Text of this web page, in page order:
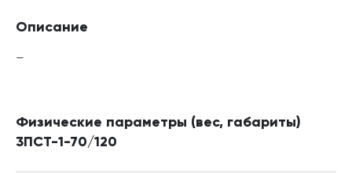
Описание
—
Физические параметры (вес, габариты)
3ПСТ-1-70/120